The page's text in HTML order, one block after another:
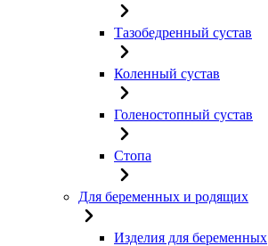
Тазобедренный сустав
Коленный сустав
Голеностопный сустав
Стопа
Для беременных и родящих
Изделия для беременных